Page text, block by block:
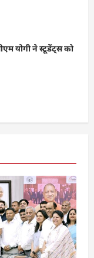
योगी ने स्टूडेंट्स को